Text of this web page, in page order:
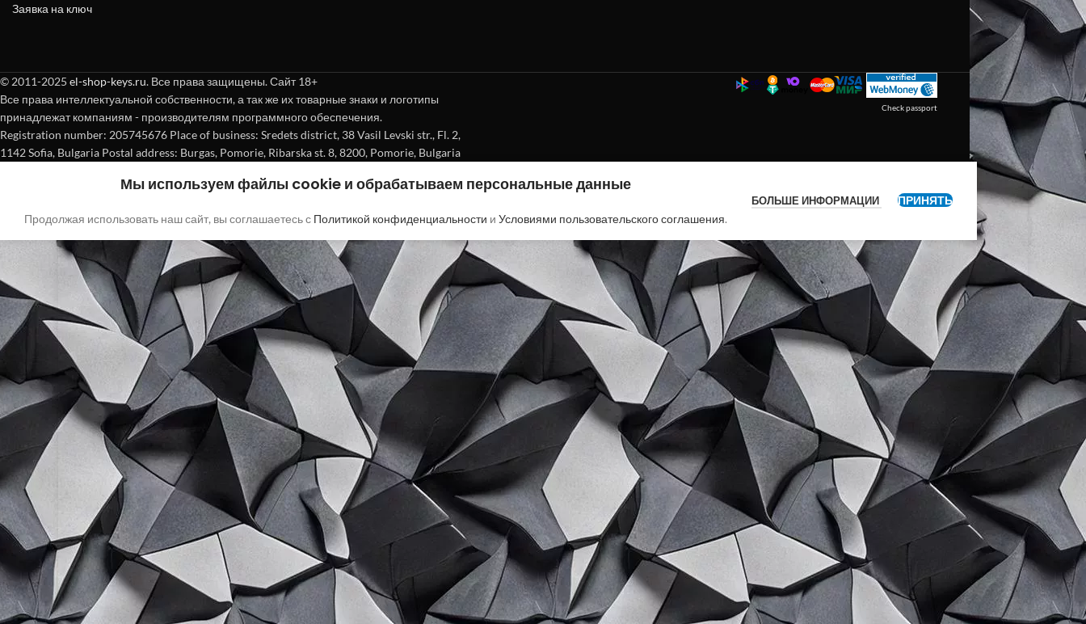
Заявка на ключ
© 2011-2025 el-shop-keys.ru. Все права защищены. Сайт 18+
Все права интеллектуальной собственности, а так же их товарные знаки и логотипы
принадлежат компаниям - производителям программного обеспечения.
Registration number: 205745676 Place of business: Sredets district, 38 Vasil Levski str., Fl. 2,
1142 Sofia, Bulgaria Postal address: Burgas, Pomorie, Ribarska st. 8, 8200, Pomorie, Bulgaria
Check passport
Мы используем файлы cookie и обрабатываем персональные данные
Продолжая использовать наш сайт, вы соглашаетесь с Политикой конфиденциальности и Условиями пользовательского соглашения.
БОЛЬШЕ ИНФОРМАЦИИ ПРИНЯТЬ